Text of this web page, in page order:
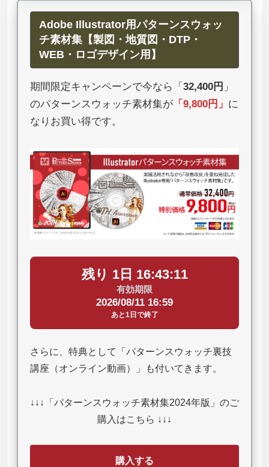
Adobe Illustrator用パターンスウォッ
チ素材集【製図・地質図・DTP・
WEB・ロゴデザイン用】
期間限定キャンペーンで今なら「 32,400円 」
のパターンスウォッチ素材集が 「 9,800円 」 に
なりお買い得です。
残り 1日 16:43:10
有効期限
2026/08/11 16:59
あと1日で終了
さらに、特典として「パターンスウォッチ裏技
講座（オンライン動画）」も付いてきます。
↓↓↓「パターンスウォッチ素材集2024年版」のご
購入はこちら ↓↓↓
購入する